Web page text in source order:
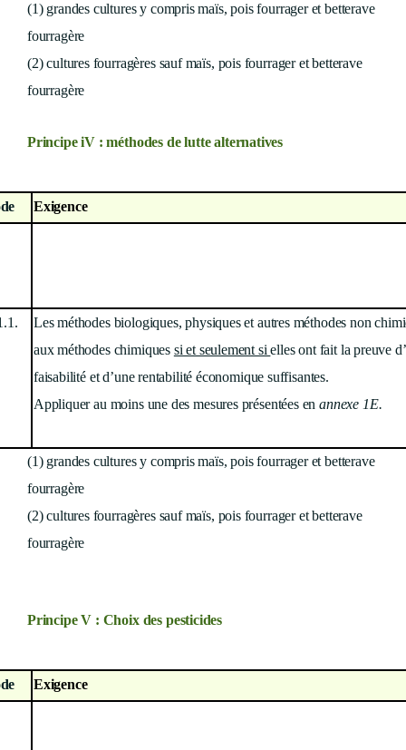
(1) grandes cultures y compris maïs, pois fourrager et betterave
fourragère
(2) cultures fourragères sauf maïs, pois fourrager et betterave
fourragère
Principe iV : méthodes de lutte alternatives
Exigence
Les méthodes biologiques, physiques et autres méthodes non
aux méthodes chimiques si et seulement sielles ont fait la preuve
faisabilité et d’une rentabilité économique suffisantes.
Appliquer au moins une des mesures présentées enannexe 1E.
(1) grandes cultures y compris maïs, pois fourrager et betterave
fourragère
(2) cultures fourragères sauf maïs, pois fourrager et betterave
fourragère
Principe V : Choix des pesticides
Exigence